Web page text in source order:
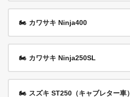
🏍️ カワサキ Ninja400
🏍️ カワサキ Ninja250SL
🏍️ スズキ ST250（キャブレター車）